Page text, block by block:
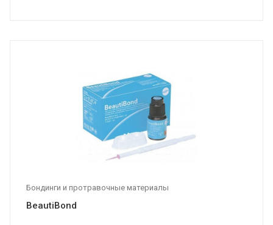
Бондинги и протравочные материалы
BeautiBond